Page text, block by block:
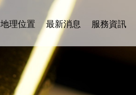
地理位置 最新消息 服務資訊